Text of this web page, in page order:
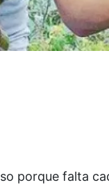
porque falta